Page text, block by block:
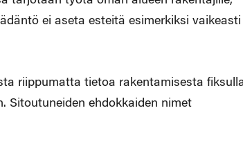
ei aseta esteitä esimerkiksi vaikeasti
riippumatta tietoa rakentamisesta
Sitoutuneiden ehdokkaiden nimet